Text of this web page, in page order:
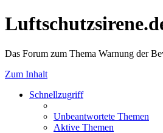
Das Forum zum Thema Warnung der
Zum Inhalt
Schnellzugriff
Unbeantwortete Themen
Aktive Themen